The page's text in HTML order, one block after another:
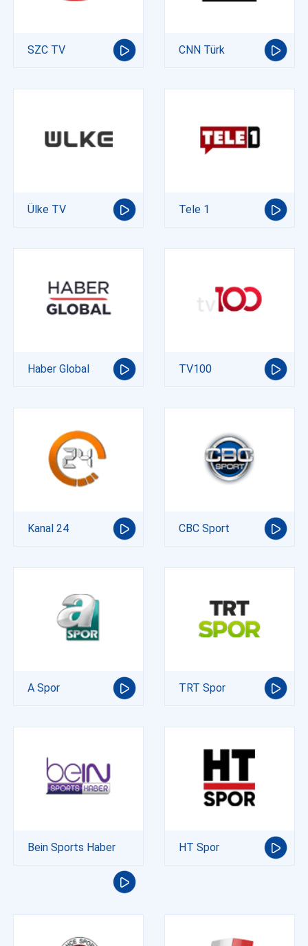
SZC TV CNN Türk
Ülke TV Tele 1
Haber Global TV100
Kanal 24 CBC Sport
A Spor TRT Spor
Bein Sports Haber HT Spor